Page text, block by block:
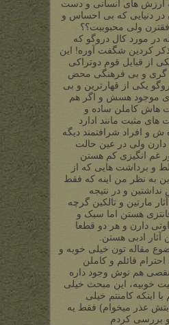
ارزش های انسانی و دست
در دنیایی که بی احساس و
ولی محبوبیت؟؟
در مورد کال دروگو که
کردین شگفت آوره! این
از قبایل قوم دوتراکی
گری و بی فرهنگی محض
یکی از قهارترین و بی
موجود هسش و اگر هم
هاش کاملن ساده و
مثبت مانند ادارد
ش و افراد شرافتمند دیگه
دارن ولی در عین حالت
غم انگیزی کم هستن
و برداشت هایی که از
به نظر من اینه که فقط
و در نتیجه
مارتین و تالکین گرچه
هستن اما سبک و
دارن و هر دو قطعا
ادبی هستن.
مقاله تون خیلی خوبه و
قائلم و کاملن
هم توش وجود داره
خوبیه، این مبحث خیلی
اینکه کامنتم خیلی
عذر میخوام) فقط یه
کردم